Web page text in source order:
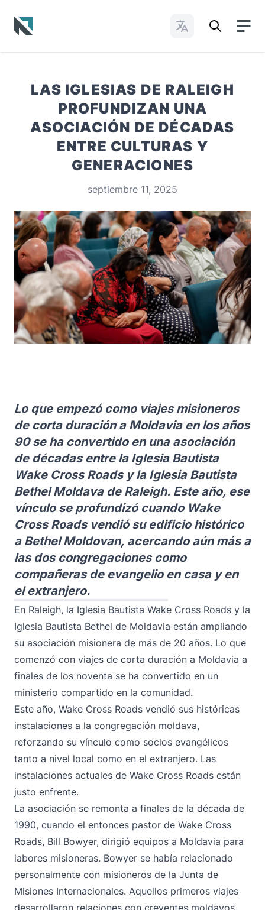
Cambiar idioma
LAS IGLESIAS DE RALEIGH
PROFUNDIZAN UNA
ASOCIACIÓN DE DÉCADAS
ENTRE CULTURAS Y
GENERACIONES
septiembre 11, 2025
Lo que empezó como viajes misioneros
de corta duración a Moldavia en los años
90 se ha convertido en una asociación
de décadas entre la Iglesia Bautista
Wake Cross Roads y la Iglesia Bautista
Bethel Moldava de Raleigh. Este año, ese
vínculo se profundizó cuando Wake
Cross Roads vendió su edificio histórico
a Bethel Moldovan, acercando aún más a
las dos congregaciones como
compañeras de evangelio en casa y en
el extranjero.
En Raleigh, la Iglesia Bautista Wake Cross Roads y la
Iglesia Bautista Bethel de Moldavia están ampliando
su asociación misionera de más de 20 años. Lo que
comenzó con viajes de corta duración a Moldavia a
finales de los noventa se ha convertido en un
ministerio compartido en la comunidad.
Este año, Wake Cross Roads vendió sus históricas
instalaciones a la congregación moldava,
reforzando su vínculo como socios evangélicos
tanto a nivel local como en el extranjero. Las
instalaciones actuales de Wake Cross Roads están
justo enfrente.
La asociación se remonta a finales de la década de
1990, cuando el entonces pastor de Wake Cross
Roads, Bill Bowyer, dirigió equipos a Moldavia para
labores misioneras. Bowyer se había relacionado
personalmente con misioneros de la Junta de
Misiones Internacionales. Aquellos primeros viajes
desarrollaron relaciones con creyentes moldavos.